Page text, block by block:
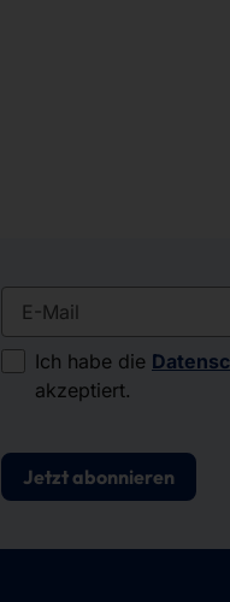
E-Mail
Ich habe die
akzeptiert.
Jetzt abonnieren